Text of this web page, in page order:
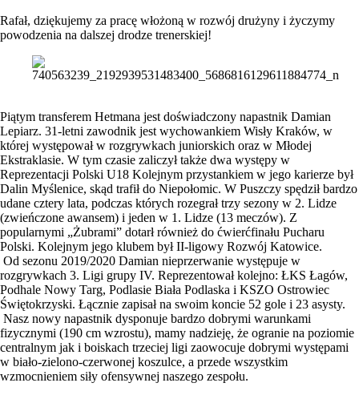
Rafał, dziękujemy za pracę włożoną w rozwój drużyny i życzymy
powodzenia na dalszej drodze trenerskiej!
Piątym transferem Hetmana jest doświadczony napastnik Damian
Lepiarz. 31-letni zawodnik jest wychowankiem Wisły Kraków, w
której występował w rozgrywkach juniorskich oraz w Młodej
Ekstraklasie. W tym czasie zaliczył także dwa występy w
Reprezentacji Polski U18 Kolejnym przystankiem w jego karierze był
Dalin Myślenice, skąd trafił do Niepołomic. W Puszczy spędził bardzo
udane cztery lata, podczas których rozegrał trzy sezony w 2. Lidze
(zwieńczone awansem) i jeden w 1. Lidze (13 meczów). Z
popularnymi „Żubrami” dotarł również do ćwierćfinału Pucharu
Polski. Kolejnym jego klubem był II-ligowy Rozwój Katowice.
Od sezonu 2019/2020 Damian nieprzerwanie występuje w
rozgrywkach 3. Ligi grupy IV. Reprezentował kolejno: ŁKS Łagów,
Podhale Nowy Targ, Podlasie Biała Podlaska i KSZO Ostrowiec
Świętokrzyski. Łącznie zapisał na swoim koncie 52 gole i 23 asysty.
Nasz nowy napastnik dysponuje bardzo dobrymi warunkami
fizycznymi (190 cm wzrostu), mamy nadzieję, że ogranie na poziomie
centralnym jak i boiskach trzeciej ligi zaowocuje dobrymi występami
w biało-zielono-czerwonej koszulce, a przede wszystkim
wzmocnieniem siły ofensywnej naszego zespołu.